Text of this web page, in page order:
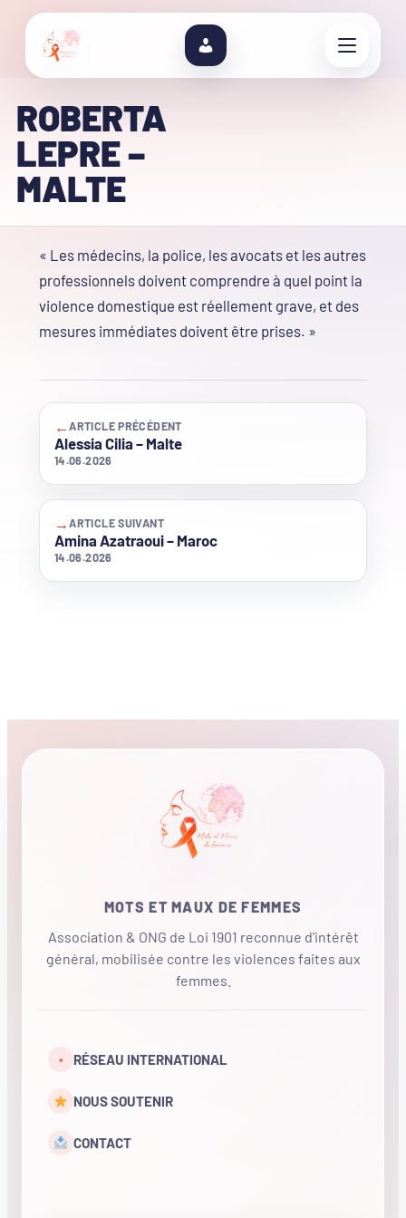
ROBERTA
LEPRE –
MALTE
« Les médecins, la police, les avocats et les autres
professionnels doivent comprendre à quel point la
violence domestique est réellement grave, et des
mesures immédiates doivent être prises. »
←ARTICLE PRÉCÉDENT
Alessia Cilia – Malte
14.06.2026
→ARTICLE SUIVANT
Amina Azatraoui – Maroc
14.06.2026
MOTS ET MAUX DE FEMMES
Association & ONG de Loi 1901 reconnue d'intérêt
général, mobilisée contre les violences faites aux
femmes.
• RÉSEAU INTERNATIONAL
NOUS SOUTENIR
CONTACT